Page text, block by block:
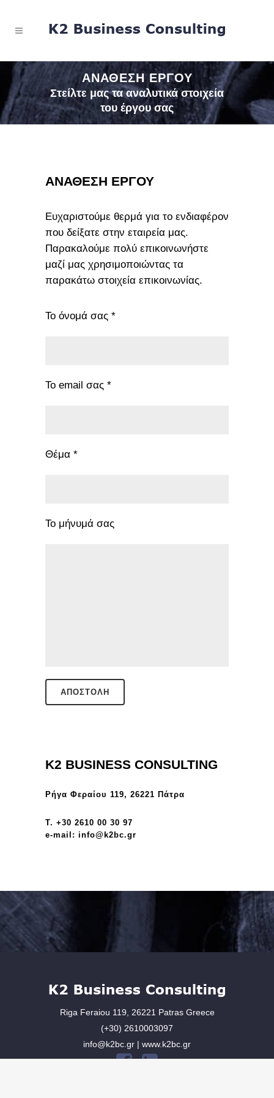
ΑΝΑΘΕΣΗ ΕΡΓΟΥ
Στείλτε μας τα αναλυτικά στοιχεία
του έργου σας
ΑΝΑΘΕΣΗ ΕΡΓΟΥ
Ευχαριστούμε θερμά για το ενδιαφέρον
που δείξατε στην εταιρεία μας.
Παρακαλούμε πολύ επικοινωνήστε
μαζί μας χρησιμοποιώντας τα
παρακάτω στοιχεία επικοινωνίας.
Το όνομά σας *
Το email σας *
Θέμα *
Το μήνυμά σας
K2 BUSINESS CONSULTING
Ρήγα Φεραίου 119, 26221 Πάτρα
Τ. +30 2610 00 30 97
e-mail: info@k2bc.gr
Riga Feraiou 119, 26221 Patras Greece
(+30) 2610003097
info@k2bc.gr | www.k2bc.gr